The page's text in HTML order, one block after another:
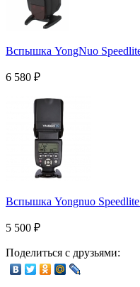
Вспышка YongNuo
6 580 ₽
Вспышка Yongnuo
5 500 ₽
Поделиться с друзьями: